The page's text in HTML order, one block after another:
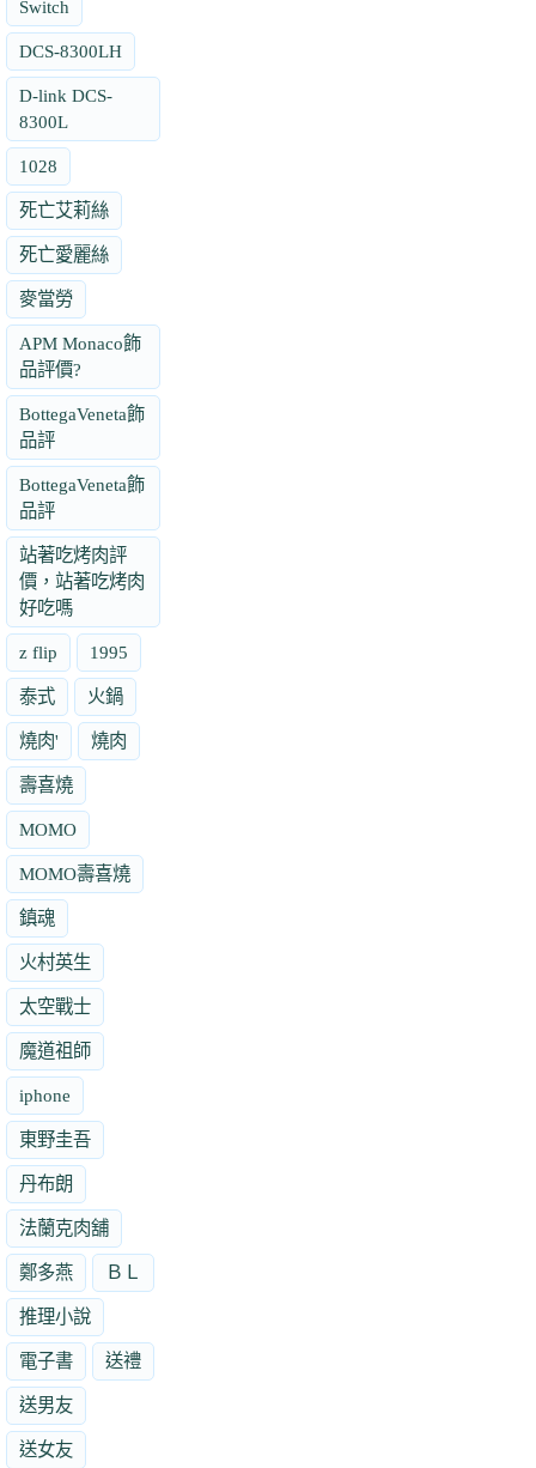
Switch
DCS-8300LH
D-link DCS-
8300L
1028
死亡艾莉絲
死亡愛麗絲
麥當勞
APM Monaco飾
品評價?
BottegaVeneta飾
品評
BottegaVeneta飾
品評
站著吃烤肉評
價，站著吃烤肉
好吃嗎
z flip 1995
泰式 火鍋
燒肉' 燒肉
壽喜燒
MOMO
MOMO壽喜燒
鎮魂
火村英生
太空戰士
魔道祖師
iphone
東野圭吾
丹布朗
法蘭克肉舖
鄭多燕 ＢＬ
推理小說
電子書 送禮
送男友
送女友